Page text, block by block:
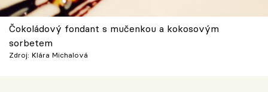
Čokoládový fondant s mučenkou a kokosovým
sorbetem
Zdroj: Klára Michalová